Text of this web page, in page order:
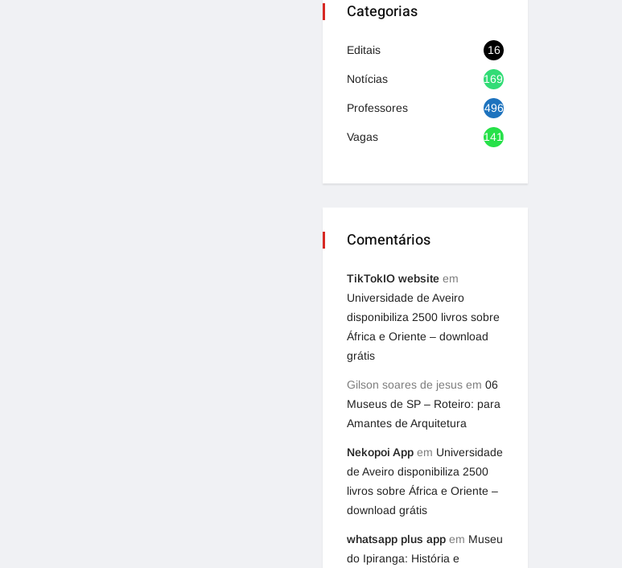
Categorias
Editais 16
Notícias 1692
Professores 496
Vagas 1416
Comentários
TikTokIO website em
Universidade de Aveiro
disponibiliza 2500 livros sobre
África e Oriente – download
grátis
Gilson soares de jesus em 06
Museus de SP – Roteiro: para
Amantes de Arquitetura
Nekopoi App em Universidade
de Aveiro disponibiliza 2500
livros sobre África e Oriente –
download grátis
whatsapp plus app em Museu
do Ipiranga: História e